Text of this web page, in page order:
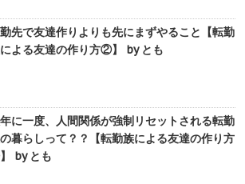
先で友達作りよりも先にまずやること【転勤
よる友達の作り方②】 by とも
に一度、人間関係が強制リセットされる転勤
暮らしって？？【転勤族による友達の作り方
by とも